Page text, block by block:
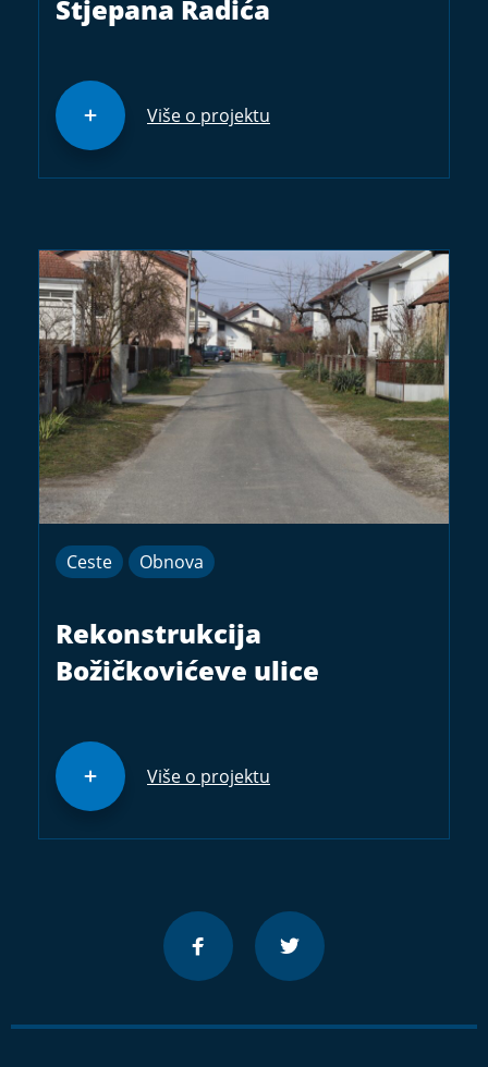
Stjepana Radića
Više o projektu
Ceste Obnova
Rekonstrukcija
Božičkovićeve ulice
Više o projektu